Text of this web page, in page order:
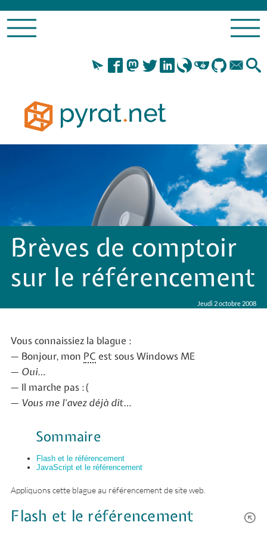
Brèves de comptoir
sur le référencement
Jeudi 2 octobre 2008
Vous connaissiez la blague :
— Bonjour, mon PC est sous Windows ME
— Oui…
— Il marche pas :(
— Vous me l’avez déjà dit…
Sommaire
Flash et le référencement
JavaScript et le référencement
Appliquons cette blague au référencement de site web.
Flash et le référencement